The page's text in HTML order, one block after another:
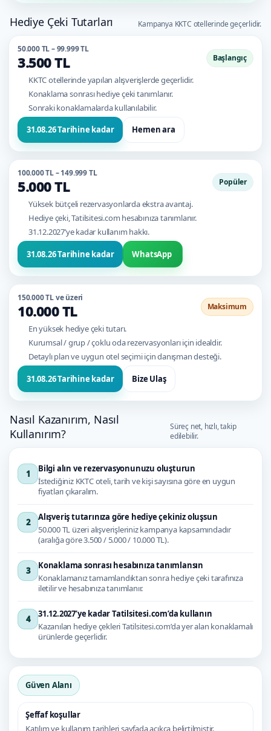
Hediye Çeki Tutarları Kampanya KKTC otellerinde geçerlidir.
50.000 TL – 99.999 TL
3.500 TL Başlangıç
KKTC otellerinde yapılan alışverişlerde geçerlidir.
Konaklama sonrası hediye çeki tanımlanır.
Sonraki konaklamalarda kullanılabilir.
31.08.26 Tarihine kadar
Hemen ara
100.000 TL – 149.999 TL
5.000 TL Popüler
Yüksek bütçeli rezervasyonlarda ekstra avantaj.
Hediye çeki, Tatilsitesi.com hesabınıza tanımlanır.
31.12.2027’ye kadar kullanım hakkı.
31.08.26 Tarihine kadar WhatsApp
150.000 TL ve üzeri
10.000 TL Maksimum
En yüksek hediye çeki tutarı.
Kurumsal / grup / çoklu oda rezervasyonları için idealdir.
Detaylı plan ve uygun otel seçimi için danışman desteği.
31.08.26 Tarihine kadar Bize Ulaş
Nasıl Kazanırım, Nasıl
Kullanırım?
Süreç net, hızlı, takip
edilebilir.
1
Bilgi alın ve rezervasyonunuzu oluşturun
İstediğiniz KKTC oteli, tarih ve kişi sayısına göre en uygun
fiyatları çıkaralım.
2
Alışveriş tutarınıza göre hediye çekiniz oluşsun
50.000 TL üzeri alışverişleriniz kampanya kapsamındadır
(aralığa göre 3.500 / 5.000 / 10.000 TL).
3
Konaklama sonrası hesabınıza tanımlansın
Konaklamanız tamamlandıktan sonra hediye çeki tarafınıza
iletilir ve hesabınıza tanımlanır.
4
31.12.2027’ye kadar Tatilsitesi.com’da kullanın
Kazanılan hediye çekleri Tatilsitesi.com’da yer alan konaklamalı
ürünlerde geçerlidir.
Güven Alanı
Şeffaf koşullar
Katılım ve kullanım tarihleri sayfada açıkça belirtilmiştir.